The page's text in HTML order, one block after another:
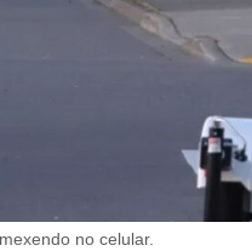
no celular.